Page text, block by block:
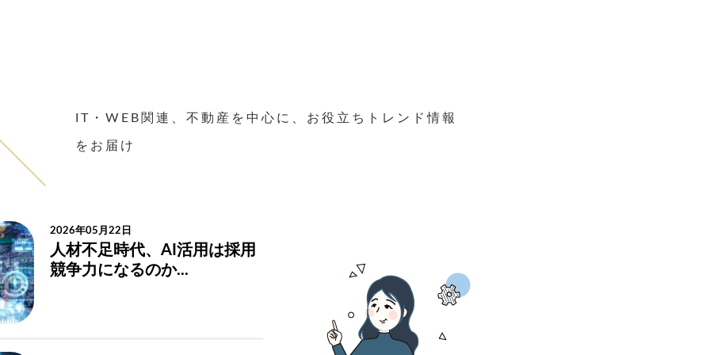
IT・WEB関連、不動産を中心に、お役立ちトレンド情報
をお届け
2026年05月22日
人材不足時代、AI活用は採用
競争力になるのか...